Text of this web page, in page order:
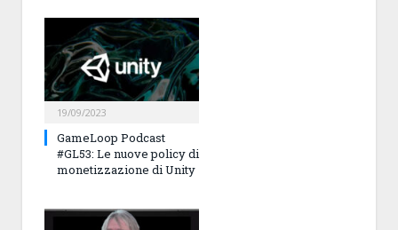
19/09/2023
GameLoop Podcast
#GL53: Le nuove policy di
monetizzazione di Unity